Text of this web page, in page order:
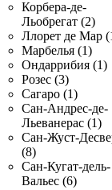
Корбера-де-
Льобрегат (2)
Ллорет де Мар
Марбелья (1)
Ондаррибия (1)
Розес (3)
Сагаро (1)
Сан-Андрес-де-
Льеванерас (1)
Сан-Жуст-
(8)
Сан-Кугат-дель-
Вальес (6)